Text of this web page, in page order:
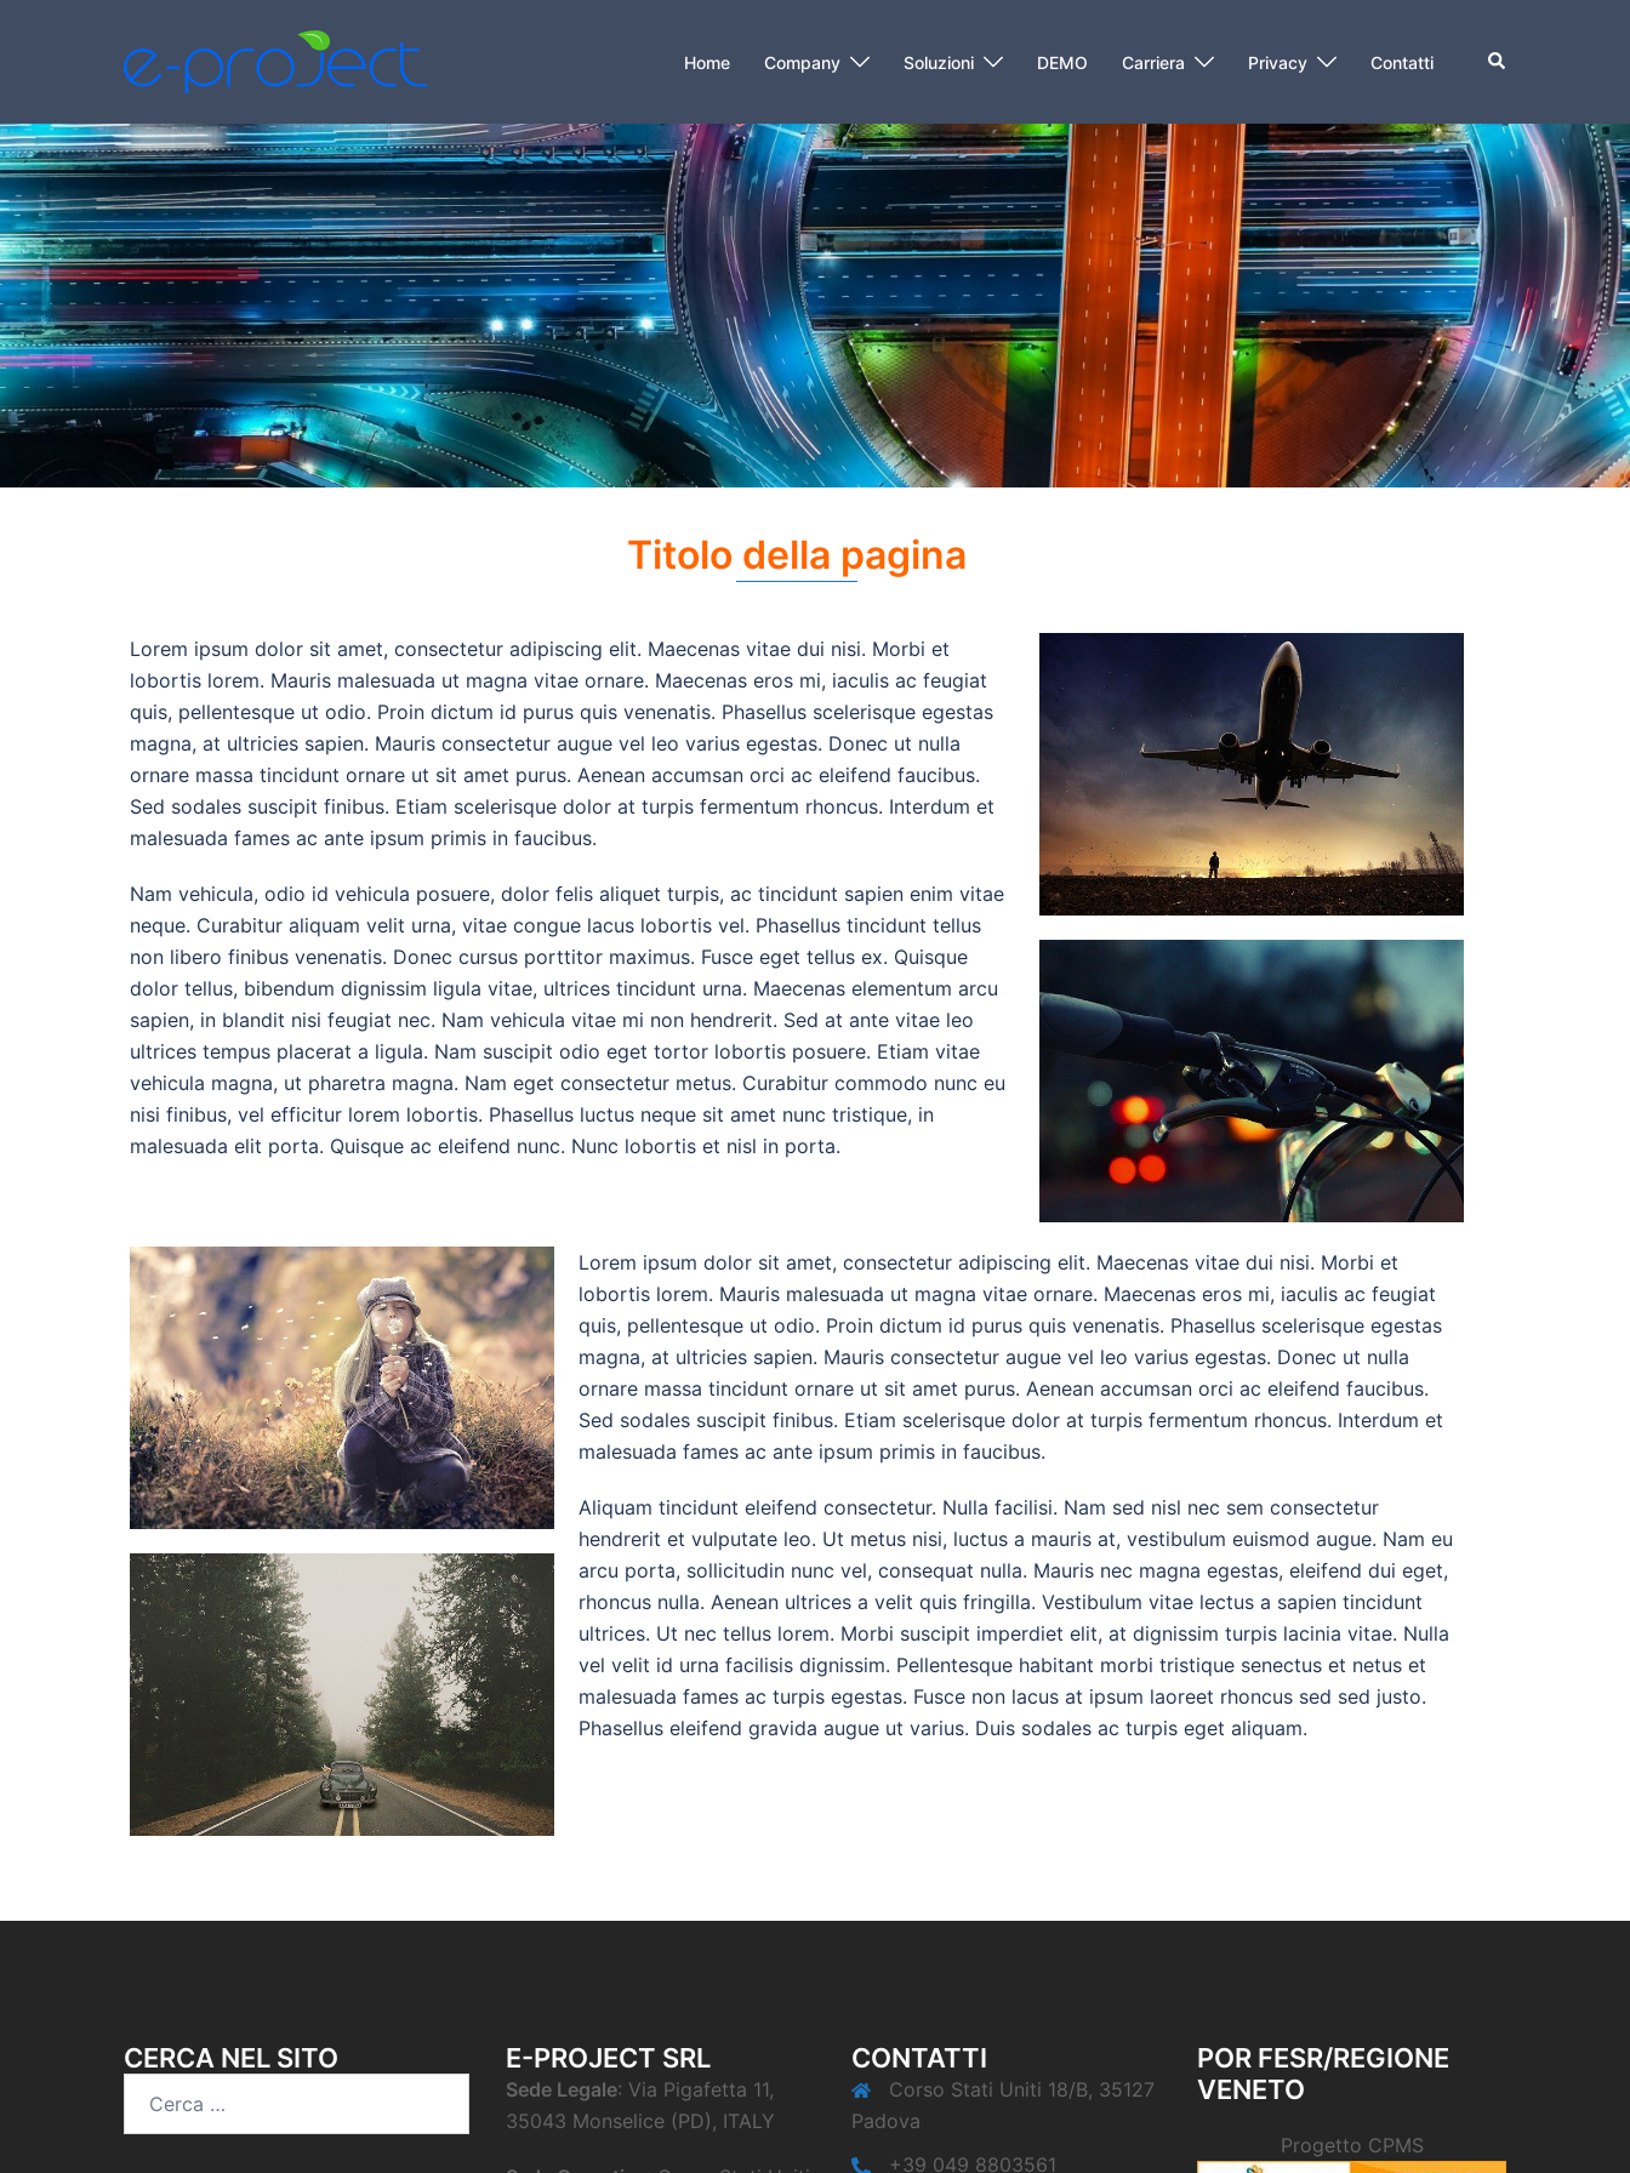
Home Company Soluzioni DEMO Carriera Privacy Contatti
Titolo della pagina
Lorem ipsum dolor sit amet, consectetur adipiscing elit. Maecenas vitae dui nisi. Morbi et
lobortis lorem. Mauris malesuada ut magna vitae ornare. Maecenas eros mi, iaculis ac feugiat
quis, pellentesque ut odio. Proin dictum id purus quis venenatis. Phasellus scelerisque egestas
magna, at ultricies sapien. Mauris consectetur augue vel leo varius egestas. Donec ut nulla
ornare massa tincidunt ornare ut sit amet purus. Aenean accumsan orci ac eleifend faucibus.
Sed sodales suscipit finibus. Etiam scelerisque dolor at turpis fermentum rhoncus. Interdum et
malesuada fames ac ante ipsum primis in faucibus.
Nam vehicula, odio id vehicula posuere, dolor felis aliquet turpis, ac tincidunt sapien enim vitae
neque. Curabitur aliquam velit urna, vitae congue lacus lobortis vel. Phasellus tincidunt tellus
non libero finibus venenatis. Donec cursus porttitor maximus. Fusce eget tellus ex. Quisque
dolor tellus, bibendum dignissim ligula vitae, ultrices tincidunt urna. Maecenas elementum arcu
sapien, in blandit nisi feugiat nec. Nam vehicula vitae mi non hendrerit. Sed at ante vitae leo
ultrices tempus placerat a ligula. Nam suscipit odio eget tortor lobortis posuere. Etiam vitae
vehicula magna, ut pharetra magna. Nam eget consectetur metus. Curabitur commodo nunc eu
nisi finibus, vel efficitur lorem lobortis. Phasellus luctus neque sit amet nunc tristique, in
malesuada elit porta. Quisque ac eleifend nunc. Nunc lobortis et nisl in porta.
Lorem ipsum dolor sit amet, consectetur adipiscing elit. Maecenas vitae dui nisi. Morbi et
lobortis lorem. Mauris malesuada ut magna vitae ornare. Maecenas eros mi, iaculis ac feugiat
quis, pellentesque ut odio. Proin dictum id purus quis venenatis. Phasellus scelerisque egestas
magna, at ultricies sapien. Mauris consectetur augue vel leo varius egestas. Donec ut nulla
ornare massa tincidunt ornare ut sit amet purus. Aenean accumsan orci ac eleifend faucibus.
Sed sodales suscipit finibus. Etiam scelerisque dolor at turpis fermentum rhoncus. Interdum et
malesuada fames ac ante ipsum primis in faucibus.
Aliquam tincidunt eleifend consectetur. Nulla facilisi. Nam sed nisl nec sem consectetur
hendrerit et vulputate leo. Ut metus nisi, luctus a mauris at, vestibulum euismod augue. Nam eu
arcu porta, sollicitudin nunc vel, consequat nulla. Mauris nec magna egestas, eleifend dui eget,
rhoncus nulla. Aenean ultrices a velit quis fringilla. Vestibulum vitae lectus a sapien tincidunt
ultrices. Ut nec tellus lorem. Morbi suscipit imperdiet elit, at dignissim turpis lacinia vitae. Nulla
vel velit id urna facilisis dignissim. Pellentesque habitant morbi tristique senectus et netus et
malesuada fames ac turpis egestas. Fusce non lacus at ipsum laoreet rhoncus sed sed justo.
Phasellus eleifend gravida augue ut varius. Duis sodales ac turpis eget aliquam.
CERCA NEL SITO E-PROJECT SRL
Sede Legale: Via Pigafetta 11,
35043 Monselice (PD), ITALY
CONTATTI
Corso Stati Uniti 18/B, 35127
Padova
+39 049 8803561
POR FESR/REGIONE
VENETO
Progetto CPMS